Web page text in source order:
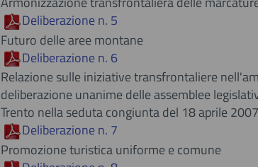
Deliberazione n.​ 5
Futuro delle aree montane
Deliberazione n. 6
Relazione sulle iniziative transfrontaliere
deliberazione unanime delle assemblee
Trento nella seduta congiunta del 18 aprile 2007
Deliberazione n. 7
Promozione turistica uniforme e comune